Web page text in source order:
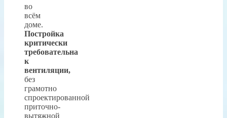
во
всём
доме.
Постройка
критически
требовательна
к
вентиляции,
без
грамотно
спроектированной
приточно-
вытяжной